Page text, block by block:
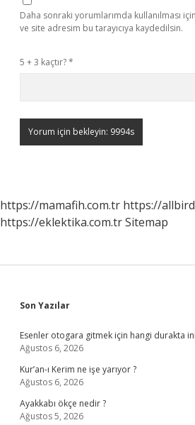
Daha sonraki yorumlarımda kullanılması
ve site adresim bu tarayıcıya kaydedilsin.
5 + 3 kaçtır?*
https://mamafih.com.tr https://
https://eklektika.com.trSitemap
Sidebar
Son Yazılar
Esenler otogara gitmek için hangi durakta
Ağustos 6, 2026
Kur’an-ı Kerim ne işe yarıyor ?
Ağustos 6, 2026
Ayakkabı ökçe nedir ?
Ağustos 5, 2026